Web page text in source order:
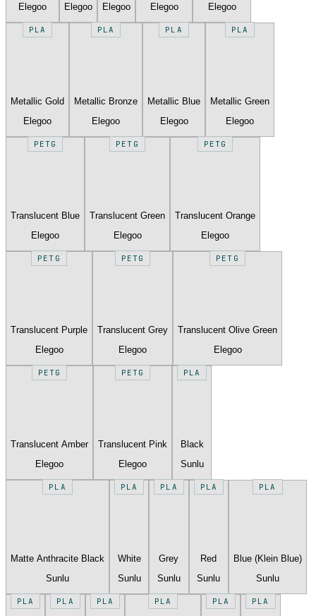
Elegoo
Elegoo
Elegoo
Elegoo
Elegoo
PLA
Metallic Gold
Elegoo
PLA
Metallic Bronze
Elegoo
PLA
Metallic Blue
Elegoo
PLA
Metallic Green
Elegoo
PETG
Translucent Blue
Elegoo
PETG
Translucent Green
Elegoo
PETG
Translucent Orange
Elegoo
PETG
Translucent Purple
Elegoo
PETG
Translucent Grey
Elegoo
PETG
Translucent Olive Green
Elegoo
PETG
Translucent Amber
Elegoo
PETG
Translucent Pink
Elegoo
PLA
Black
Sunlu
PLA
Matte Anthracite Black
Sunlu
PLA
White
Sunlu
PLA
Grey
Sunlu
PLA
Red
Sunlu
PLA
Blue (Klein Blue)
Sunlu
PLA PLA PLA PLA PLA PLA